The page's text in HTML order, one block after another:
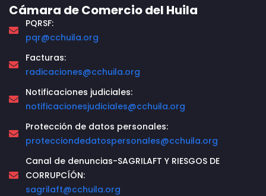
Cámara de Comercio del Huila
PQRSF:
pqr@cchuila.org
Facturas:
radicaciones@cchuila.org
Notificaciones judiciales:
notificacionesjudiciales@cchuila.org
Protección de datos personales:
protecciondedatospersonales@cchuila.org
Canal de denuncias-SAGRILAFT Y RIESGOS DE
CORRUPCÍÓN:
sagrilaft@cchuila.org